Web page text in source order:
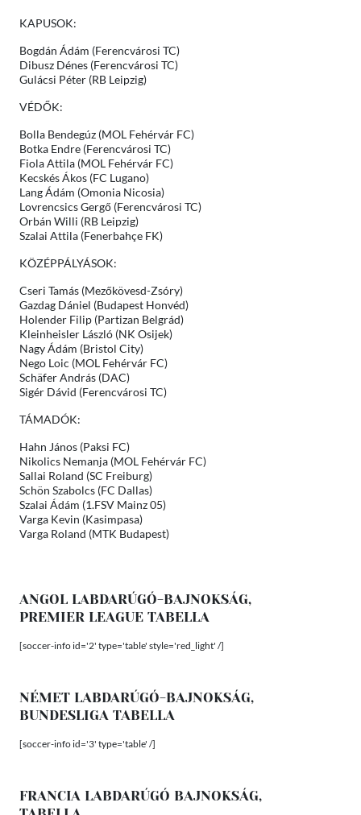
KAPUSOK:
Bogdán Ádám (Ferencvárosi TC)
Dibusz Dénes (Ferencvárosi TC)
Gulácsi Péter (RB Leipzig)
VÉDŐK:
Bolla Bendegúz (MOL Fehérvár FC)
Botka Endre (Ferencvárosi TC)
Fiola Attila (MOL Fehérvár FC)
Kecskés Ákos (FC Lugano)
Lang Ádám (Omonia Nicosia)
Lovrencsics Gergő (Ferencvárosi TC)
Orbán Willi (RB Leipzig)
Szalai Attila (Fenerbahçe FK)
KÖZÉPPÁLYÁSOK:
Cseri Tamás (Mezőkövesd-Zsóry)
Gazdag Dániel (Budapest Honvéd)
Holender Filip (Partizan Belgrád)
Kleinheisler László (NK Osijek)
Nagy Ádám (Bristol City)
Nego Loic (MOL Fehérvár FC)
Schäfer András (DAC)
Sigér Dávid (Ferencvárosi TC)
TÁMADÓK:
Hahn János (Paksi FC)
Nikolics Nemanja (MOL Fehérvár FC)
Sallai Roland (SC Freiburg)
Schön Szabolcs (FC Dallas)
Szalai Ádám (1.FSV Mainz 05)
Varga Kevin (Kasimpasa)
Varga Roland (MTK Budapest)
ANGOL LABDARÚGÓ-BAJNOKSÁG,
PREMIER LEAGUE TABELLA
[soccer-info id='2' type='table' style='red_light' /]
NÉMET LABDARÚGÓ-BAJNOKSÁG,
BUNDESLIGA TABELLA
[soccer-info id='3' type='table' /]
FRANCIA LABDARÚGÓ BAJNOKSÁG,